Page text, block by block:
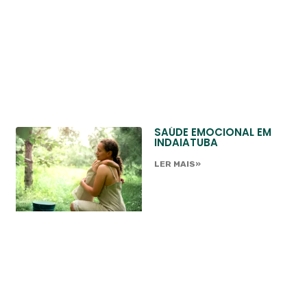
SAÚDE EMOCIONAL EM
INDAIATUBA
LER MAIS»